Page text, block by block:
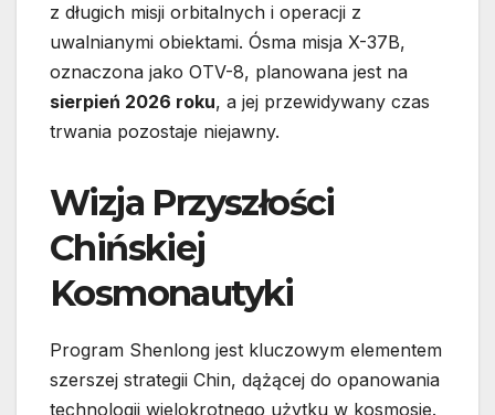
z długich misji orbitalnych i operacji z
uwalnianymi obiektami. Ósma misja X-37B,
oznaczona jako OTV-8, planowana jest na
sierpień 2026 roku, a jej przewidywany czas
trwania pozostaje niejawny.
Wizja Przyszłości
Chińskiej
Kosmonautyki
Program Shenlong jest kluczowym elementem
szerszej strategii Chin, dążącej do opanowania
technologii wielokrotnego użytku w kosmosie.